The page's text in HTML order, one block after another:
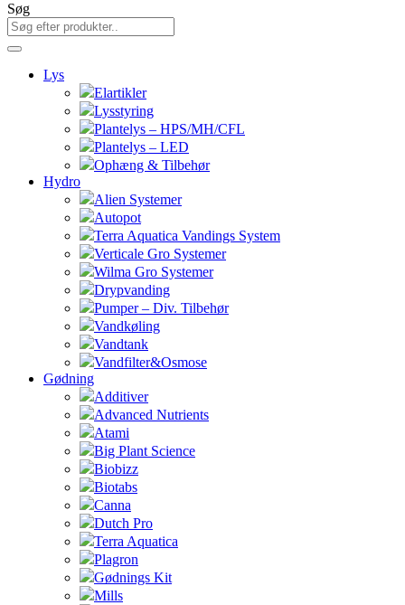
Søg
Lys
Elartikler
Lysstyring
Plantelys – HPS/MH/CFL
Plantelys – LED
Ophæng & Tilbehør
Hydro
Alien Systemer
Autopot
Terra Aquatica Vandings System
Verticale Gro Systemer
Wilma Gro Systemer
Drypvanding
Pumper – Div. Tilbehør
Vandkøling
Vandtank
Vandfilter&Osmose
Gødning
Additiver
Advanced Nutrients
Atami
Big Plant Science
Biobizz
Biotabs
Canna
Dutch Pro
Terra Aquatica
Plagron
Gødnings Kit
Mills